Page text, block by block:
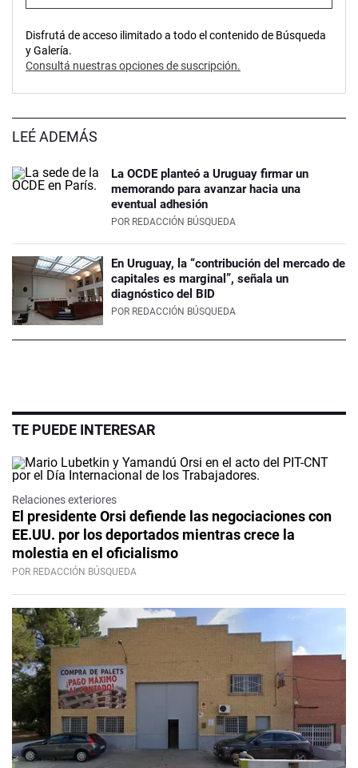
Disfrutá de acceso ilimitado a todo el contenido de Búsqueda
y Galería.
Consultá nuestras opciones de suscripción.
LEÉ ADEMÁS
La OCDE planteó a Uruguay firmar un
memorando para avanzar hacia una
eventual adhesión
POR REDACCIÓN BÚSQUEDA
En Uruguay, la “contribución del mercado de
capitales es marginal”, señala un
diagnóstico del BID
POR REDACCIÓN BÚSQUEDA
TE PUEDE INTERESAR
Relaciones exteriores
El presidente Orsi defiende las negociaciones con
EE.UU. por los deportados mientras crece la
molestia en el oficialismo
POR REDACCIÓN BÚSQUEDA